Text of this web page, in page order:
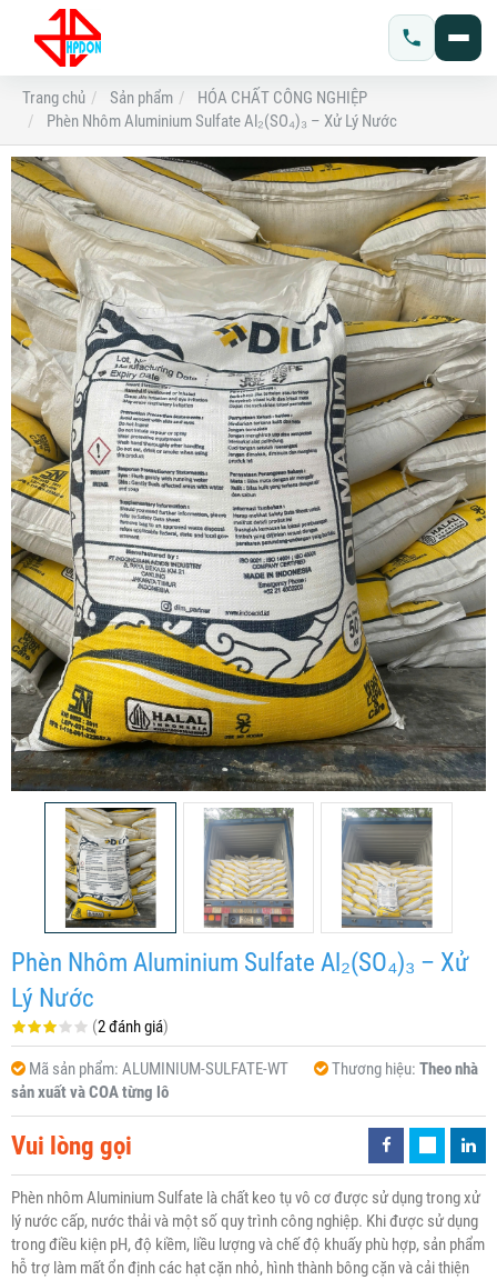
Trang chủ Sản phẩm
HÓA CHẤT CÔNG NGHIỆP
Phèn Nhôm Aluminium Sulfate Al₂(SO₄)₃ – Xử Lý Nước
Phèn Nhôm Aluminium Sulfate Al₂(SO₄)₃ – Xử
Lý Nước
(2 đánh giá)
Mã sản phẩm: ALUMINIUM-SULFATE-WT Thương hiệu: Theo nhà
sản xuất và COA từng lô
Vui lòng gọi
Phèn nhôm Aluminium Sulfate là chất keo tụ vô cơ được sử dụng trong xử
lý nước cấp, nước thải và một số quy trình công nghiệp. Khi được sử dụng
trong điều kiện pH, độ kiềm, liều lượng và chế độ khuấy phù hợp, sản phẩm
hỗ trợ làm mất ổn định các hạt cặn nhỏ, hình thành bông cặn và cải thiện